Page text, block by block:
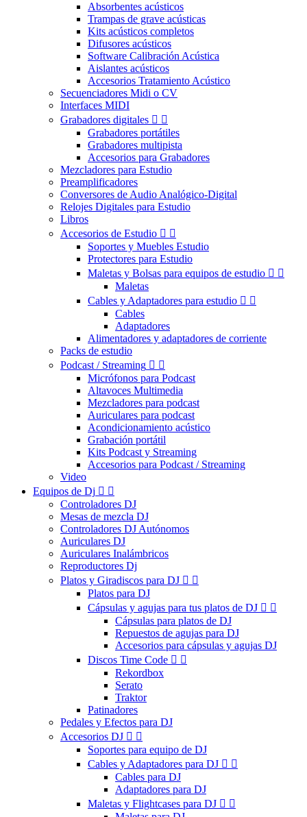
Absorbentes acústicos
Trampas de grave acústicas
Kits acústicos completos
Difusores acústicos
Software Calibración Acústica
Aislantes acústicos
Accesorios Tratamiento Acústico
Secuenciadores Midi o CV
Interfaces MIDI
Grabadores digitales  
Grabadores portátiles
Grabadores multipista
Accesorios para Grabadores
Mezcladores para Estudio
Preamplificadores
Conversores de Audio Analógico-Digital
Relojes Digitales para Estudio
Libros
Accesorios de Estudio  
Soportes y Muebles Estudio
Protectores para Estudio
Maletas y Bolsas para equipos de estudio  
Maletas
Cables y Adaptadores para estudio  
Cables
Adaptadores
Alimentadores y adaptadores de corriente
Packs de estudio
Podcast / Streaming  
Micrófonos para Podcast
Altavoces Multimedia
Mezcladores para podcast
Auriculares para podcast
Acondicionamiento acústico
Grabación portátil
Kits Podcast y Streaming
Accesorios para Podcast / Streaming
Video
Equipos de Dj  
Controladores DJ
Mesas de mezcla DJ
Controladores DJ Autónomos
Auriculares DJ
Auriculares Inalámbricos
Reproductores Dj
Platos y Giradiscos para DJ  
Platos para DJ
Cápsulas y agujas para tus platos de DJ  
Cápsulas para platos de DJ
Repuestos de agujas para DJ
Accesorios para cápsulas y agujas DJ
Discos Time Code  
Rekordbox
Serato
Traktor
Patinadores
Pedales y Efectos para DJ
Accesorios DJ  
Soportes para equipo de DJ
Cables y Adaptadores para DJ  
Cables para DJ
Adaptadores para DJ
Maletas y Flightcases para DJ  